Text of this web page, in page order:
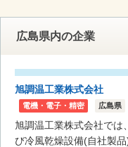
広島県内の企業
旭調温工業株式会社
電機・電子・精密 広島県
旭調温工業株式会社では
び冷風乾燥設備(自社製